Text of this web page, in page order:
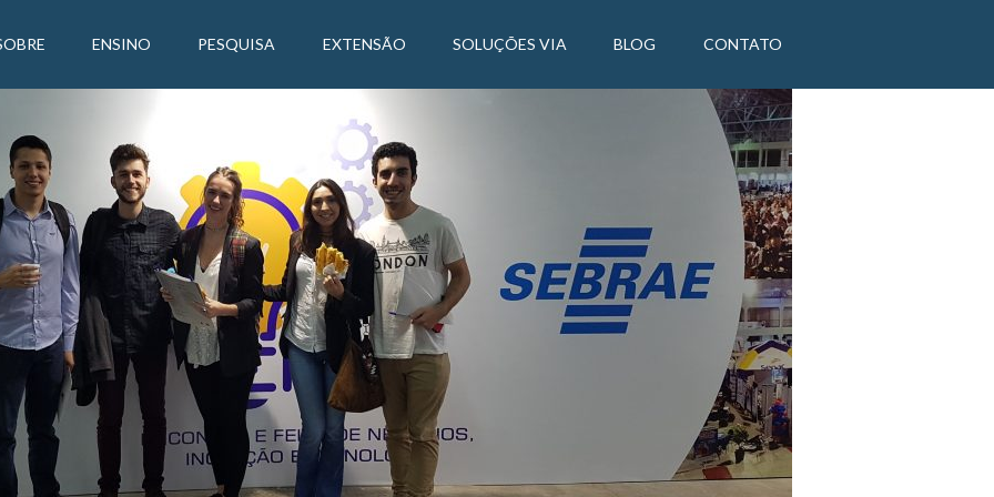
ENSINO PESQUISA EXTENSÃO SOLUÇÕES VIA BLOG CONTATO